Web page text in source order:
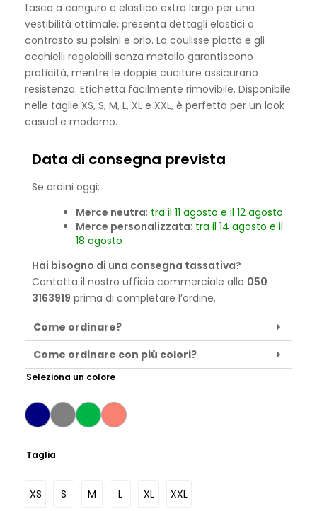
tasca a canguro e elastico extra largo per una
vestibilità ottimale, presenta dettagli elastici a
contrasto su polsini e orlo. La coulisse piatta e gli
occhielli regolabili senza metallo garantiscono
praticità, mentre le doppie cuciture assicurano
resistenza. Etichetta facilmente rimovibile. Disponibile
nelle taglie XS, S, M, L, XL e XXL, è perfetta per un look
casual e moderno.
Data di consegna prevista
Se ordini oggi:
Merce neutra: tra il 11 agosto e il 12 agosto
Merce personalizzata: tra il 14 agosto e il
18 agosto
Hai bisogno di una consegna tassativa?
Contatta il nostro ufficio commerciale allo 050
3163919 prima di completare l’ordine.
Come ordinare?
Come ordinare con più colori?
Seleziona un colore
Taglia
XS S M L XL XXL